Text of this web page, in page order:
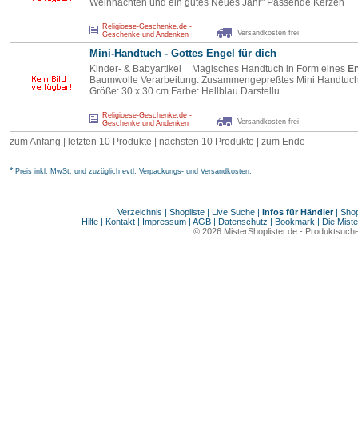
Weihnachten und ein gutes Neues Jahr" Passende Kerzen
Religioese-Geschenke.de -
Geschenke und Andenken
Versandkosten frei
Mini-Handtuch - Gottes Engel für dich
Kinder- & Babyartikel _ Magisches Handtuch in Form eines
Baumwolle Verarbeitung: Zusammengepreßtes Mini
Größe: 30 x 30 cm Farbe: Hellblau Darstellu
Religioese-Geschenke.de -
Geschenke und Andenken
Versandkosten frei
zum Anfang | letzten 10 Produkte | nächsten 10 Produkte zum Ende
* Preis inkl. MwSt. und zuzüglich evtl. Verpackungs- und Versandkosten.
Verzeichnis | Shopliste| Live Suche| Infos für Händler|
Hilfe | Kontakt | Impressum | AGB | Datenschutz | Bookmark | Die
© 2026 MisterShoplister.de-